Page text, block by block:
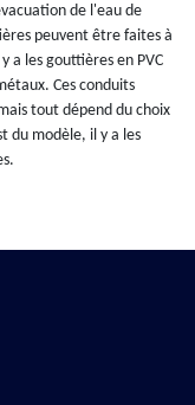
de l'eau de
peuvent être faites à
a les gouttières en PVC
Ces conduits
tout dépend du choix
du modèle, il y a les